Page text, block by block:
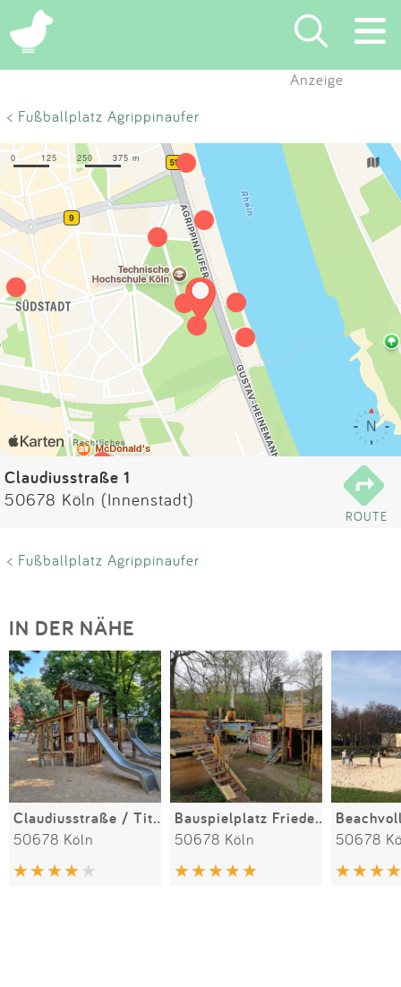
×
Suchen
Eintragen
App
Blog
Partner
Kontakt
Impressum
Anzeige
< Fußballplatz Agrippinaufer
Claudiusstraße 1
50678 Köln (Innenstadt)
ROUTE
< Fußballplatz Agrippinaufer
IN DER NÄHE
Claudiusstraße / Titusstraße
50678 Köln
Bauspielplatz Friedenspark
50678 Köln 50678